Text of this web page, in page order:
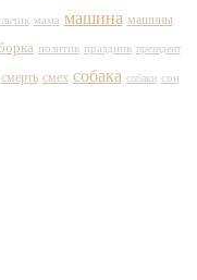
мама машина машины
позитив праздник президент
смерть смех собака собаки сон